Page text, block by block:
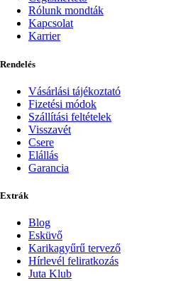
Rólunk mondták
Kapcsolat
Karrier
Rendelés
Vásárlási tájékoztató
Fizetési módok
Szállítási feltételek
Visszavét
Csere
Elállás
Garancia
Extrák
Blog
Esküvő
Karikagyűrű tervező
Hírlevél feliratkozás
Juta Klub